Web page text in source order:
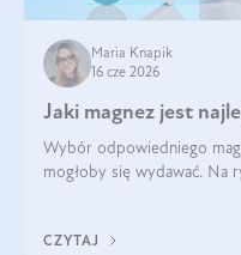
Maria Knapik
16 cze 2026
Jaki magnez jest
Wybór odpowiedniego
mogłoby się wydawać. Na
CZYTAJ